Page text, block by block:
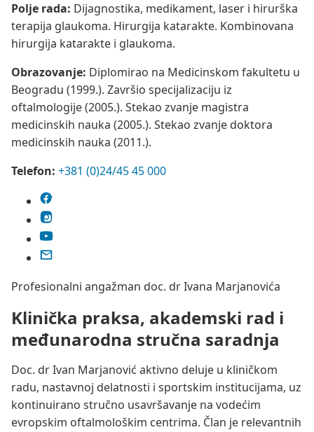
Polje rada: Dijagnostika, medikament, laser i hirurška
terapija glaukoma. Hirurgija katarakte. Kombinovana
hirurgija katarakte i glaukoma.
Obrazovanje: Diplomirao na Medicinskom fakultetu u
Beogradu (1999.). Završio specijalizaciju iz
oftalmologije (2005.). Stekao zvanje magistra
medicinskih nauka (2005.). Stekao zvanje doktora
medicinskih nauka (2011.).
Telefon: +381 (0)24/45 45 000
Profesionalni angažman doc. dr Ivana Marjanovića
Klinička praksa, akademski rad i
međunarodna stručna saradnja
Doc. dr Ivan Marjanović aktivno deluje u kliničkom
radu, nastavnoj delatnosti i sportskim institucijama, uz
kontinuirano stručno usavršavanje na vodećim
evropskim oftalmološkim centrima. Član je relevantnih